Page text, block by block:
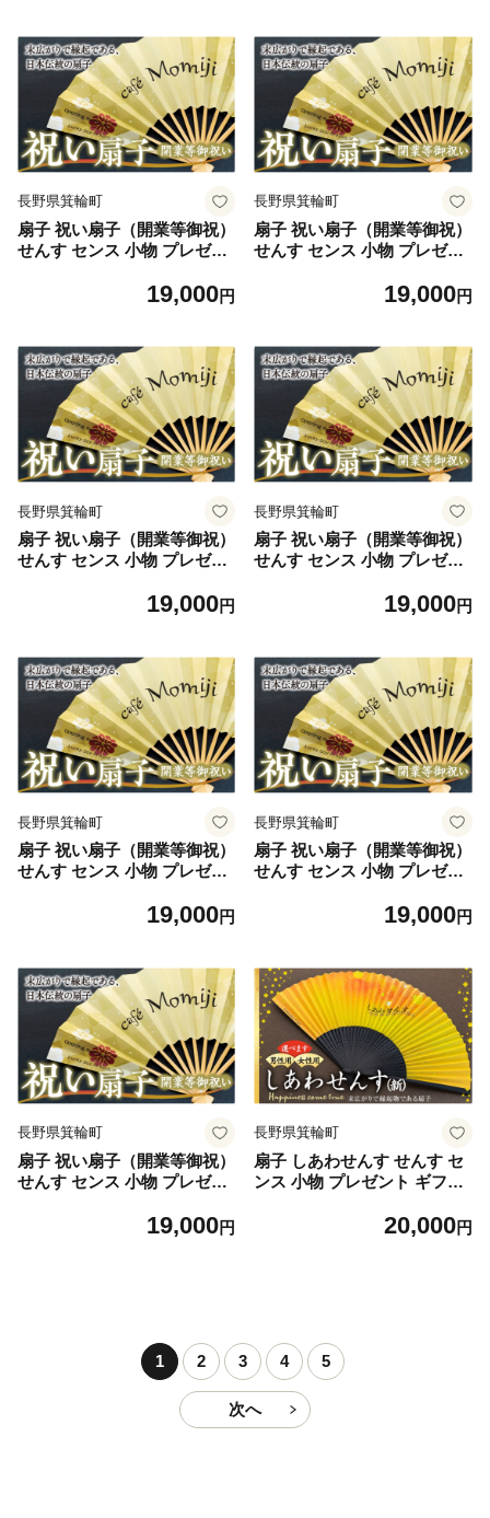
長野県箕輪町
扇子 祝い扇子（開業等御祝）
せんす センス 小物 プレゼン
19,000円
長野県箕輪町
扇子 祝い扇子（開業等御祝）
せんす センス 小物 プレゼン
19,000円
長野県箕輪町
扇子 祝い扇子（開業等御祝）
せんす センス 小物 プレゼン
19,000円
長野県箕輪町
扇子 祝い扇子（開業等御祝）
せんす センス 小物 プレゼン
19,000円
長野県箕輪町
扇子 祝い扇子（開業等御祝）
せんす センス 小物 プレゼン
19,000円
長野県箕輪町
扇子 祝い扇子（開業等御祝）
せんす センス 小物 プレゼン
19,000円
長野県箕輪町
扇子 祝い扇子（開業等御祝）
せんす センス 小物 プレゼン
19,000円
長野県箕輪町
扇子 しあわせんす せんす セ
ンス 小物 プレゼント ギフト
20,000円
1 2 3 4 5
次へ